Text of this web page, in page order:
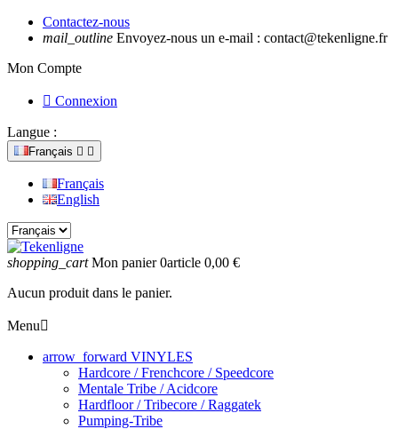
Contactez-nous
mail_outline Envoyez-nous un e-mail : contact@tekenligne.fr
Mon Compte
 Connexion
Langue :
Français  
Français
English
shopping_cart Mon panier 0article 0,00 €
Aucun produit dans le panier.
Menu
arrow_forward VINYLES
Hardcore / Frenchcore / Speedcore
Mentale Tribe / Acidcore
Hardfloor / Tribecore / Raggatek
Pumping-Tribe